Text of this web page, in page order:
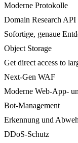
Moderne Protokolle
Domain Research API
Sofortige, genaue
Object Storage
Get direct access to
Next-Gen WAF
Moderne Web-App-
Bot-Management
Erkennung und
DDoS-Schutz